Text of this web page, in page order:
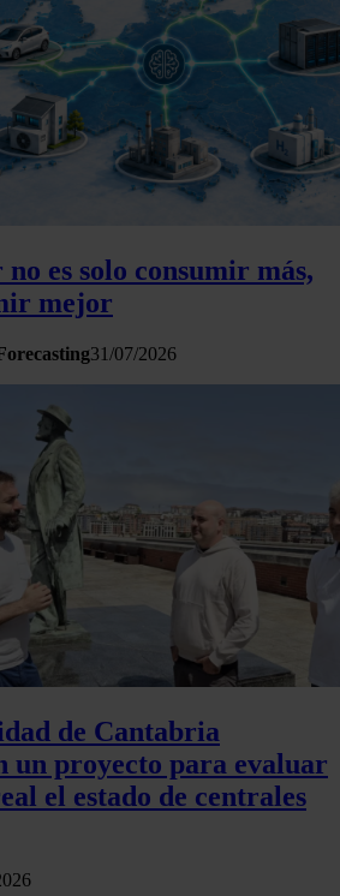
información sobre el uso que
partners de redes sociales,
pueden combinarla con otra
o que hayan recopilado a partir del uso
es solo consumir más,
mejor
31/07/2026
de Cantabria
un proyecto para evaluar
el estado de centrales